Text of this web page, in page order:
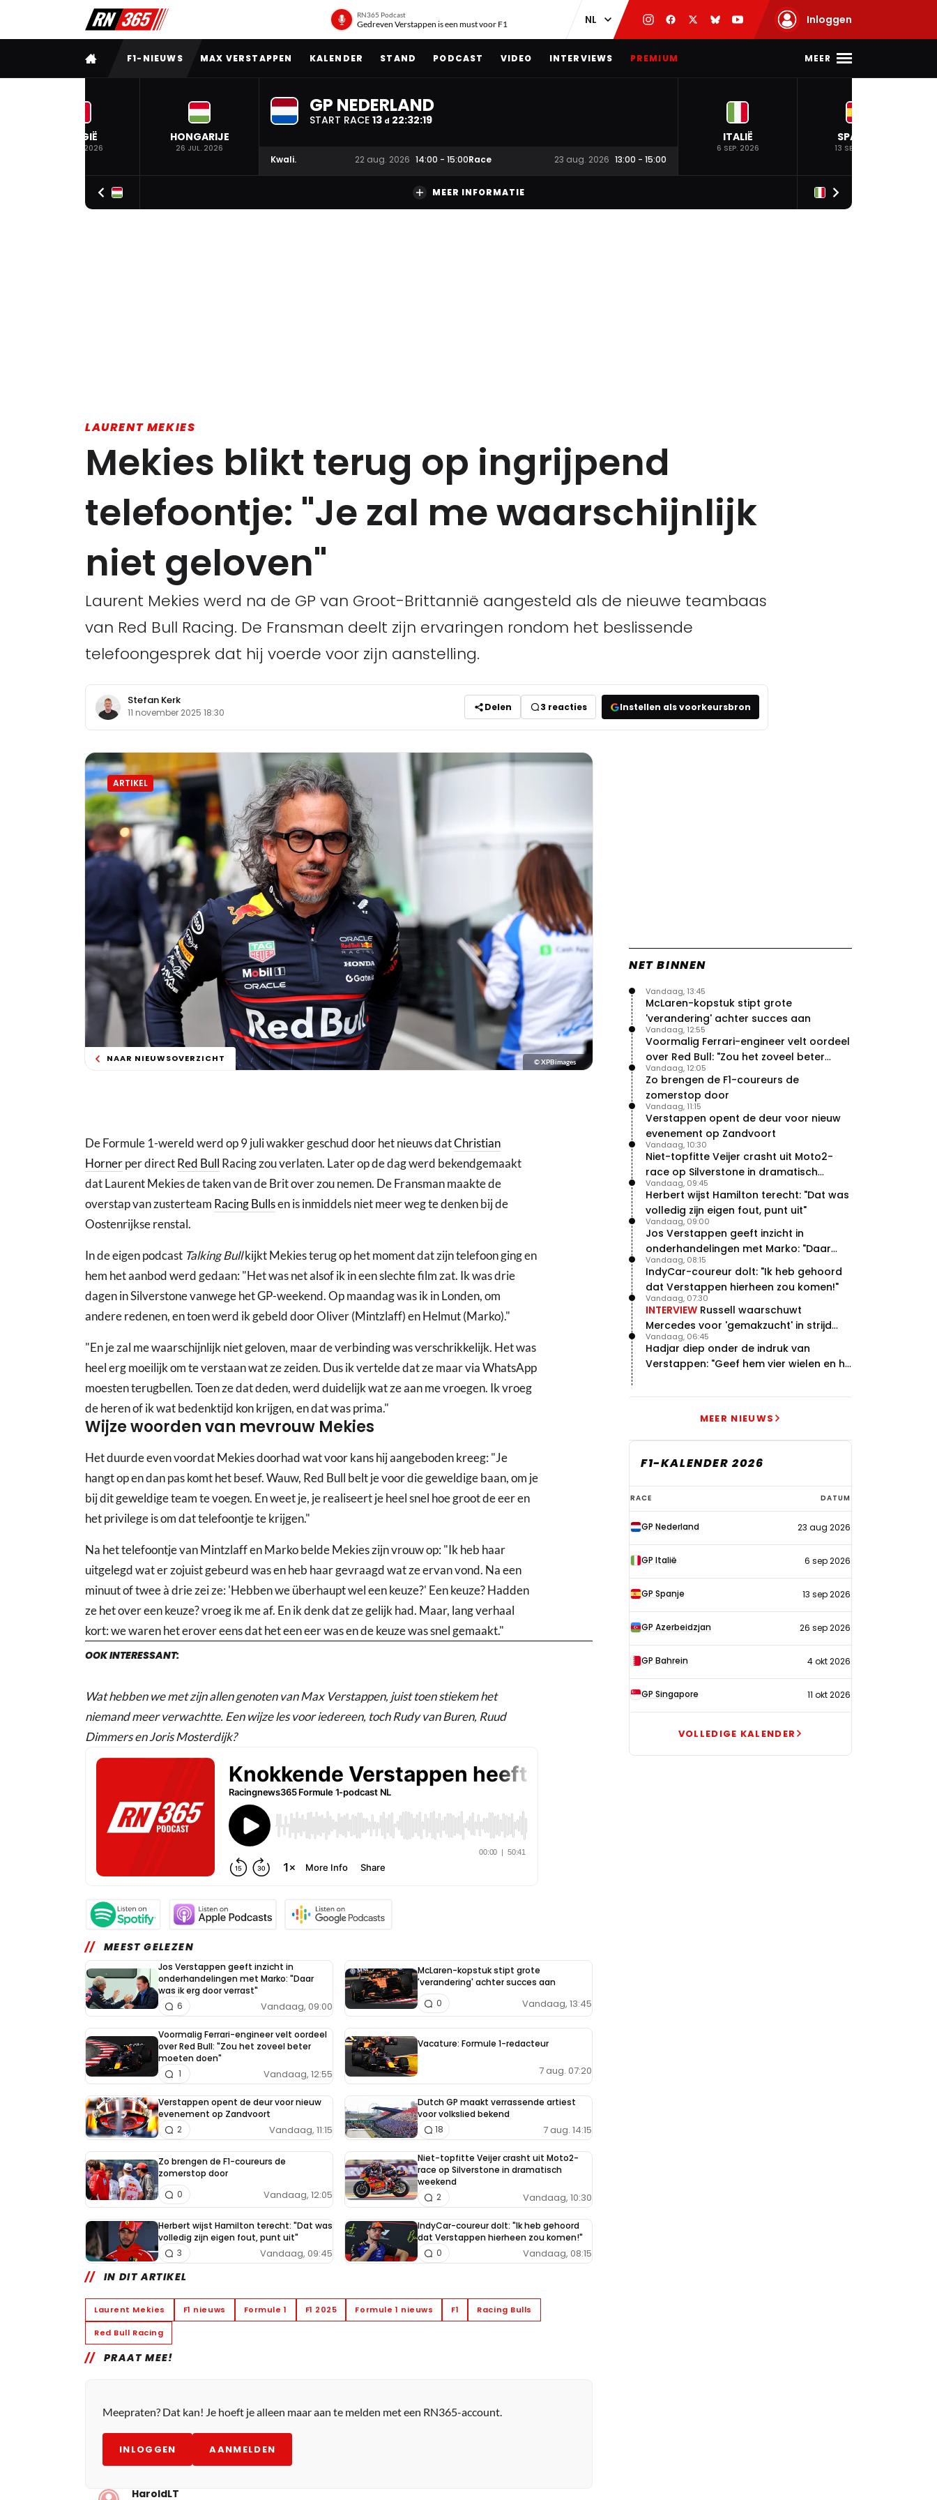
RN365 Podcast
Gedreven Verstappen is een must voor F1 Inloggen
VOLLEDIG MENU
F1-NIEUWS MAX VERSTAPPEN KALENDER STAND PODCAST VIDEO INTERVIEWS PREMIUM MEER
BELGIË
19 JUL. 2026
HONGARIJE
26 JUL. 2026
GP NEDERLAND
START RACE 13 d 22:32:18
Kwali. 22 aug. 2026 14:00 - 15:00Race 23 aug. 2026 13:00 - 15:00
ITALIË
6 SEP. 2026
SPANJE
13 SEP. 2026
MEER INFORMATIE
LAURENT MEKIES
Mekies blikt terug op ingrijpend
telefoontje: "Je zal me waarschijnlijk
niet geloven"
Laurent Mekies werd na de GP van Groot-Brittannië aangesteld als de nieuwe teambaas
van Red Bull Racing. De Fransman deelt zijn ervaringen rondom het beslissende
telefoongesprek dat hij voerde voor zijn aanstelling.
Stefan Kerk
11 november 2025 18:30 Delen 3 reacties Instellen als voorkeursbron
ARTIKEL
NAAR NIEUWSOVERZICHT © XPBimages
De Formule 1-wereld werd op 9 juli wakker geschud door het nieuws datChristian
Hornerper directRed Bull Racing zou verlaten. Later op de dag werd bekendgemaakt
dat Laurent Mekies de taken van de Brit over zou nemen. De Fransman maakte de
overstap van zusterteam Racing Bullsen is inmiddels niet meer weg te denken bij de
Oostenrijkse renstal.
In de eigen podcast Talking Bullkijkt Mekies terug op het moment dat zijn telefoon ging en
hem het aanbod werd gedaan: "Het was net alsof ik in een slechte film zat. Ik was drie
dagen in Silverstone vanwege het GP-weekend. Op maandag was ik in Londen, om
andere redenen, en toen werd ik gebeld door Oliver (Mintzlaff) en Helmut (Marko)."
"En je zal me waarschijnlijk niet geloven, maar de verbinding was verschrikkelijk. Het was
heel erg moeilijk om te verstaan wat ze zeiden. Dus ik vertelde dat ze maar via WhatsApp
moesten terugbellen. Toen ze dat deden, werd duidelijk wat ze aan me vroegen. Ik vroeg
de heren of ik wat bedenktijd kon krijgen, en dat was prima."
Wijze woorden van mevrouw Mekies
Het duurde even voordat Mekies doorhad wat voor kans hij aangeboden kreeg: "Je
hangt op en dan pas komt het besef. Wauw, Red Bull belt je voor die geweldige baan, om je
bij dit geweldige team te voegen. En weet je, je realiseert je heel snel hoe groot de eer en
het privilege is om dat telefoontje te krijgen."
Na het telefoontje van Mintzlaff en Marko belde Mekies zijn vrouw op: "Ik heb haar
uitgelegd wat er zojuist gebeurd was en heb haar gevraagd wat ze ervan vond. Na een
minuut of twee à drie zei ze: 'Hebben we überhaupt wel een keuze?' Een keuze? Hadden
ze het over een keuze? vroeg ik me af. En ik denk dat ze gelijk had. Maar, lang verhaal
kort: we waren het erover eens dat het een eer was en de keuze was snel gemaakt."
OOK INTERESSANT:
Wat hebben we met zijn allen genoten van Max Verstappen, juist toen stiekem het
niemand meer verwachtte. Een wijze les voor iedereen, toch Rudy van Buren, Ruud
Dimmers en Joris Mosterdijk?
MEEST GELEZEN
Jos Verstappen geeft inzicht in
onderhandelingen met Marko: "Daar
was ik erg door verrast"
Vandaag, 09:00
6
McLaren-kopstuk stipt grote
'verandering' achter succes aan
Vandaag, 13:45
0
Voormalig Ferrari-engineer velt oordeel
over Red Bull: "Zou het zoveel beter
moeten doen"
Vandaag, 12:55
1
Vacature: Formule 1-redacteur
7 aug. 07:20
Verstappen opent de deur voor nieuw
evenement op Zandvoort
Vandaag, 11:15
2
Dutch GP maakt verrassende artiest
voor volkslied bekend
7 aug. 14:15
18
Zo brengen de F1-coureurs de
zomerstop door
Vandaag, 12:05
0
Niet-topfitte Veijer crasht uit Moto2-
race op Silverstone in dramatisch
weekend
Vandaag, 10:30
2
Herbert wijst Hamilton terecht: "Dat was
volledig zijn eigen fout, punt uit"
Vandaag, 09:45
3
IndyCar-coureur dolt: "Ik heb gehoord
dat Verstappen hierheen zou komen!"
Vandaag, 08:15
0
IN DIT ARTIKEL
Laurent Mekies F1 nieuws Formule 1 F1 2025 Formule 1 nieuws F1 Racing Bulls
Red Bull Racing
PRAAT MEE!
Meepraten? Dat kan! Je hoeft je alleen maar aan te melden met een RN365-account.
INLOGGEN AANMELDEN
HaroldLT
NET BINNEN
McLaren-kopstuk stipt grote
'verandering' achter succes aan
Vandaag, 13:45
Voormalig Ferrari-engineer velt oordeel
over Red Bull: "Zou het zoveel beter
moeten doen"
Vandaag, 12:55
Zo brengen de F1-coureurs de
zomerstop door
Vandaag, 12:05
Verstappen opent de deur voor nieuw
evenement op Zandvoort
Vandaag, 11:15
Niet-topfitte Veijer crasht uit Moto2-
race op Silverstone in dramatisch
weekend
Vandaag, 10:30
Herbert wijst Hamilton terecht: "Dat was
volledig zijn eigen fout, punt uit"
Vandaag, 09:45
Jos Verstappen geeft inzicht in
onderhandelingen met Marko: "Daar
was ik erg door verrast"
Vandaag, 09:00
IndyCar-coureur dolt: "Ik heb gehoord
dat Verstappen hierheen zou komen!"
Vandaag, 08:15
INTERVIEW Russell waarschuwt
Mercedes voor 'gemakzucht' in strijd
met concurrentie
Vandaag, 07:30
Hadjar diep onder de indruk van
Verstappen: "Geef hem vier wielen en hij
Vandaag, 06:45
MEER NIEUWS
F1-KALENDER 2026
F1-
kalender
2026
RACE DATUM
GP Nederland 23 aug 2026
GP Italië 6 sep 2026
GP Spanje 13 sep 2026
GP Azerbeidzjan 26 sep 2026
GP Bahrein 4 okt 2026
GP Singapore 11 okt 2026
VOLLEDIGE KALENDER